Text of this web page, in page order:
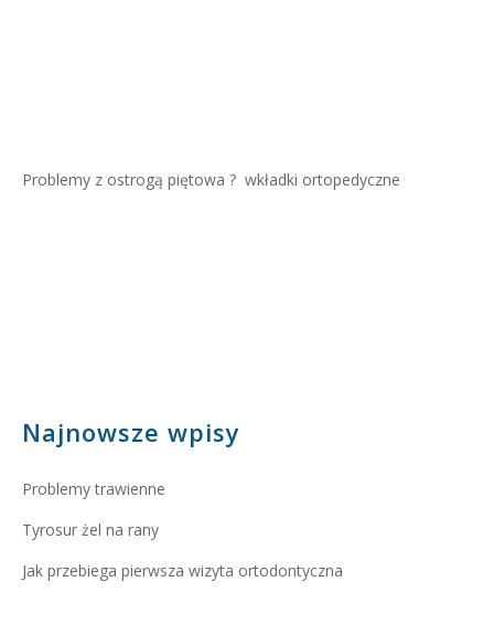
Problemy z ostrogą piętowa ? wkładki ortopedyczne
Najnowsze wpisy
Problemy trawienne
Tyrosur żel na rany
Jak przebiega pierwsza wizyta ortodontyczna